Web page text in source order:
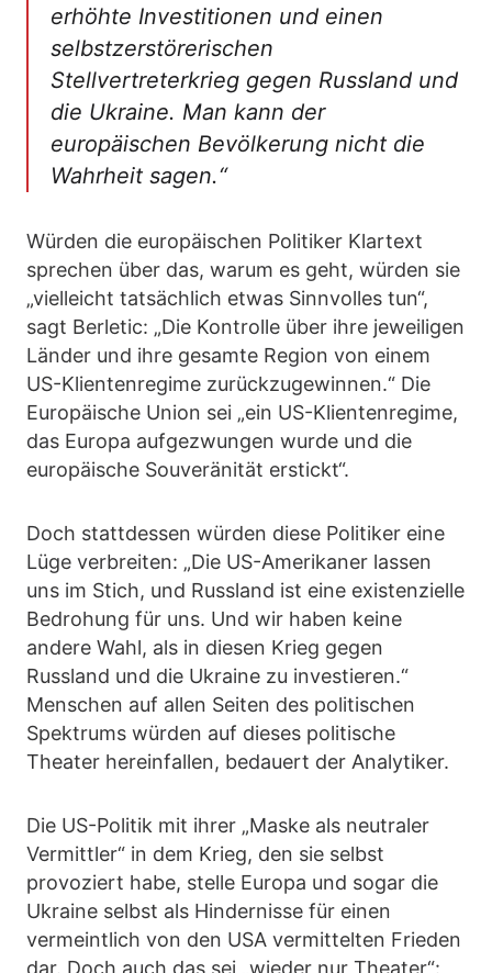
erhöhte Investitionen und einen
selbstzerstörerischen
Stellvertreterkrieg gegen Russland und
die Ukraine. Man kann der
europäischen Bevölkerung nicht die
Wahrheit sagen.“
Würden die europäischen Politiker Klartext
sprechen über das, warum es geht, würden sie
„vielleicht tatsächlich etwas Sinnvolles tun“,
sagt Berletic: „Die Kontrolle über ihre jeweiligen
Länder und ihre gesamte Region von einem
US-Klientenregime zurückzugewinnen.“ Die
Europäische Union sei „ein US-Klientenregime,
das Europa aufgezwungen wurde und die
europäische Souveränität erstickt“.
Doch stattdessen würden diese Politiker eine
Lüge verbreiten: „Die US-Amerikaner lassen
uns im Stich, und Russland ist eine existenzielle
Bedrohung für uns. Und wir haben keine
andere Wahl, als in diesen Krieg gegen
Russland und die Ukraine zu investieren.“
Menschen auf allen Seiten des politischen
Spektrums würden auf dieses politische
Theater hereinfallen, bedauert der Analytiker.
Die US-Politik mit ihrer „Maske als neutraler
Vermittler“ in dem Krieg, den sie selbst
provoziert habe, stelle Europa und sogar die
Ukraine selbst als Hindernisse für einen
vermeintlich von den USA vermittelten Frieden
dar. Doch auch das sei „wieder nur Theater“: